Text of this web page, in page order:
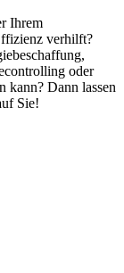
Ihrem
verhilft?
oder
kann? Dann lassen
Sie!